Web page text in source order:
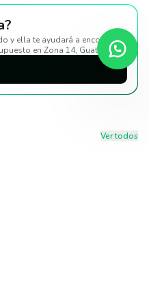
y ella te ayudará a encontrar
en Zona 14, Guatemala.
Ver todos